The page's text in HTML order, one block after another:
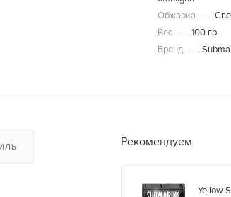
Обжарка
—
Вес — 100 гр
Бренд —
Рекомендуем
Yellow